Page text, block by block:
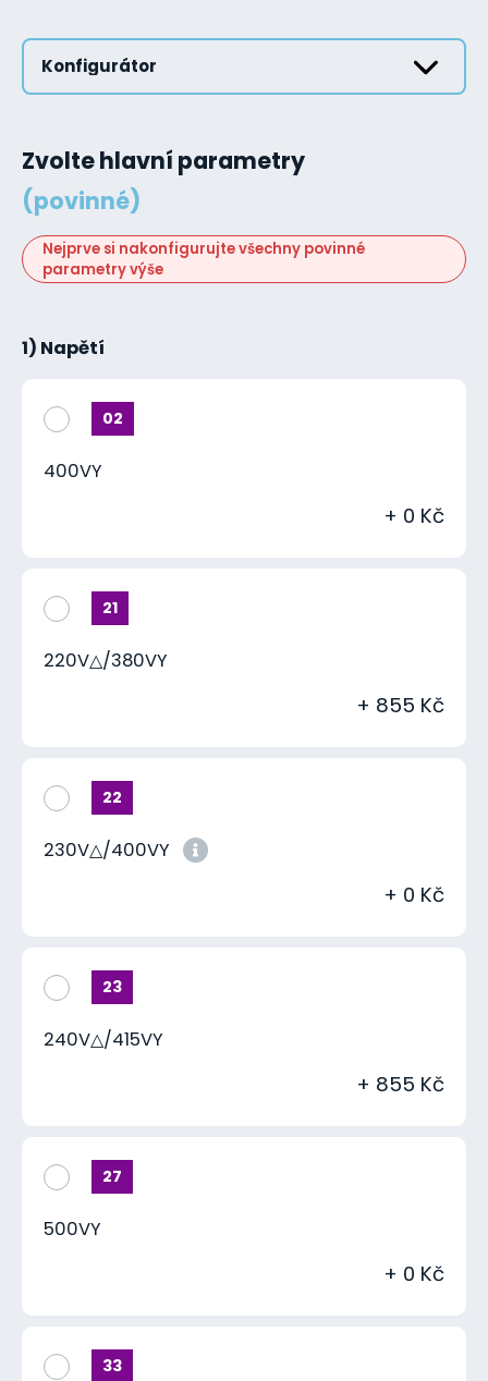
Konfigurátor
Zvolte hlavní parametry
(povinné)
Nejprve si nakonfigurujte všechny povinné
parametry výše
1) Napětí
02
400VY
+ 0 Kč
21
220V△/380VY
+ 855 Kč
22
230V△/400VY
+ 0 Kč
23
240V△/415VY
+ 855 Kč
27
500VY
+ 0 Kč
33